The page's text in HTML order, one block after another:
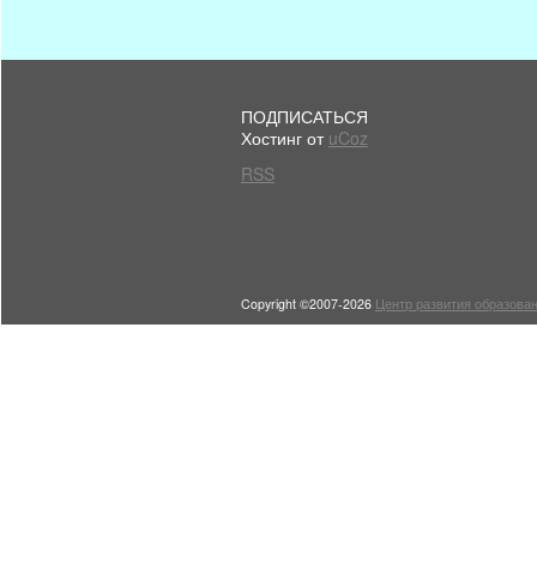
ПОДПИСАТЬСЯ
Хостинг от uCoz
RSS
Copyright ©2007-2026 Центр развития